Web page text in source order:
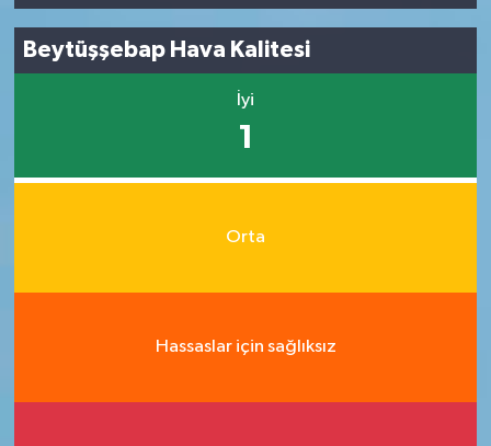
Beytüşşebap Hava Kalitesi
İyi
1
Orta
Hassaslar için sağlıksız